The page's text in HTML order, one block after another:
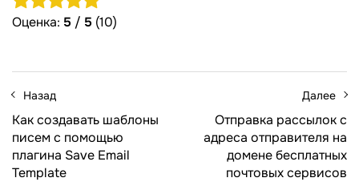
Оценка: 5 / 5 (10)
Назад
Как создавать шаблоны
писем с помощью
плагина Save Email
Template
Далее
Отправка рассылок с
адреса отправителя на
домене бесплатных
почтовых сервисов